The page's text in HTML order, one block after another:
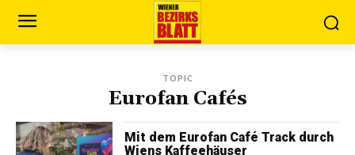
TOPIC
Eurofan Cafés
Mit dem Eurofan Café Track durch
Wiens Kaffeehäuser